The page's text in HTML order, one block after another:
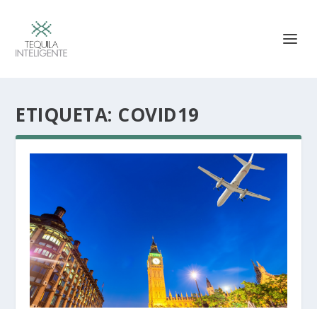
ETIQUETA: COVID19